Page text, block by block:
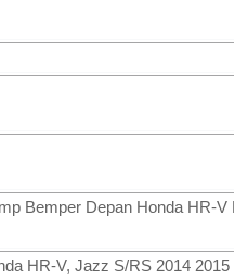
Bemper Depan Honda HR-V
HR-V, Jazz S/RS 2014 2015